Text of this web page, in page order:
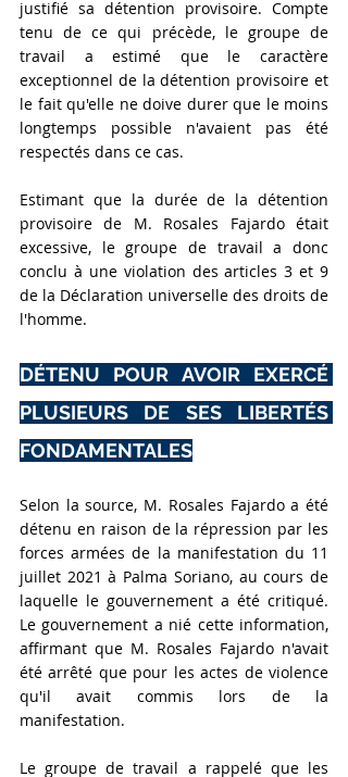
justifié sa détention provisoire. Compte
tenu de ce qui précède, le groupe de
travail a estimé que le caractère
exceptionnel de la détention provisoire et
le fait qu'elle ne doive durer que le moins
longtemps possible n'avaient pas été
respectés dans ce cas.
Estimant que la durée de la détention
provisoire de M. Rosales Fajardo était
excessive, le groupe de travail a donc
conclu à une violation des articles 3 et 9
de la Déclaration universelle des droits de
l'homme.
DÉTENU POUR AVOIR EXERCÉ
PLUSIEURS DE SES LIBERTÉS
FONDAMENTALES
Selon la source, M. Rosales Fajardo a été
détenu en raison de la répression par les
forces armées de la manifestation du 11
juillet 2021 à Palma Soriano, au cours de
laquelle le gouvernement a été critiqué.
Le gouvernement a nié cette information,
affirmant que M. Rosales Fajardo n'avait
été arrêté que pour les actes de violence
qu'il avait commis lors de la
manifestation.
Le groupe de travail a rappelé que les